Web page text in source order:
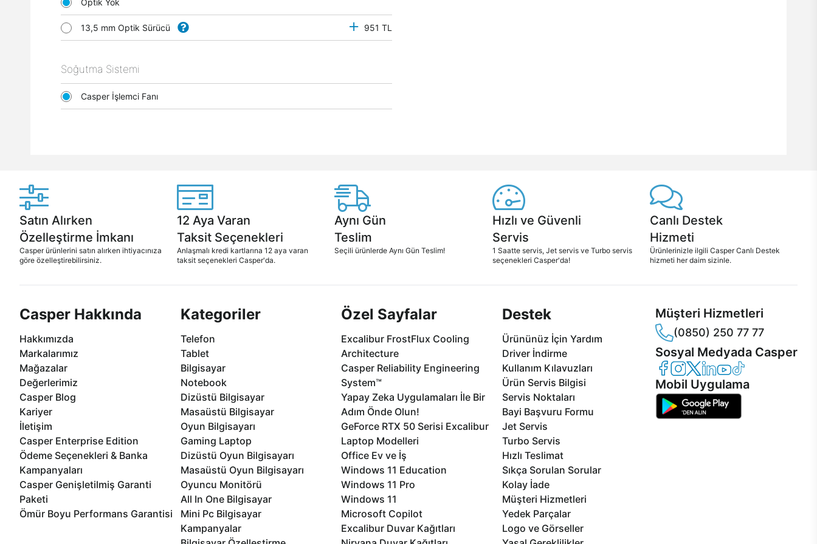
Optik Yok
13,5 mm Optik Sürücü 951 TL
Soğutma Sistemi
Casper İşlemci Fanı
Satın Alırken
Özelleştirme İmkanı
Casper ürünlerini satın alırken ihtiyacınıza
göre özelleştirebilirsiniz.
12 Aya Varan
Taksit Seçenekleri
Anlaşmalı kredi kartlarına 12 aya varan
taksit seçenekleri Casper'da.
Aynı Gün
Teslim
Seçili ürünlerde Aynı Gün Teslim!
Hızlı ve Güvenli
Servis
1 Saatte servis, Jet servis ve Turbo servis
seçenekleri Casper'da!
Canlı Destek
Hizmeti
Ürünlerinizle ilgili Casper Canlı Destek
hizmeti her daim sizinle.
Casper Hakkında
Hakkımızda
Markalarımız
Mağazalar
Değerlerimiz
Casper Blog
Kariyer
İletişim
Casper Enterprise Edition
Ödeme Seçenekleri & Banka
Kampanyaları
Casper Genişletilmiş Garanti
Paketi
Ömür Boyu Performans Garantisi
Kategoriler
Telefon
Tablet
Bilgisayar
Notebook
Dizüstü Bilgisayar
Masaüstü Bilgisayar
Oyun Bilgisayarı
Gaming Laptop
Dizüstü Oyun Bilgisayarı
Masaüstü Oyun Bilgisayarı
Oyuncu Monitörü
All In One Bilgisayar
Mini Pc Bilgisayar
Kampanyalar
Özel Sayfalar
Excalibur FrostFlux Cooling
Architecture
Casper Reliability Engineering
System™
Yapay Zeka Uygulamaları İle Bir
Adım Önde Olun!
GeForce RTX 50 Serisi Excalibur
Laptop Modelleri
Office Ev ve İş
Windows 11 Education
Windows 11 Pro
Windows 11
Microsoft Copilot
Excalibur Duvar Kağıtları
Destek
Ürününüz İçin Yardım
Driver İndirme
Kullanım Kılavuzları
Ürün Servis Bilgisi
Servis Noktaları
Bayi Başvuru Formu
Jet Servis
Turbo Servis
Hızlı Teslimat
Sıkça Sorulan Sorular
Kolay İade
Müşteri Hizmetleri
Yedek Parçalar
Logo ve Görseller
Müşteri Hizmetleri
(0850) 250 77 77
Sosyal Medyada Casper
Casper Facebook
Casper Instagram
Casper Twitter
Casper LinkedIn
Casper YouTube
Casper TikTok
Mobil Uygulama